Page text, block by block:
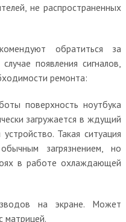
не распространенных
обратиться за
появления сигналов,
ремонта:
поверхность ноутбука
загружается в ждущий
Такая ситуация
загрязнением, но
в работе охлаждающей
на экране. Может
матрицей.